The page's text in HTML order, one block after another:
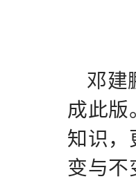
邓建
成此版
知识，
变与不